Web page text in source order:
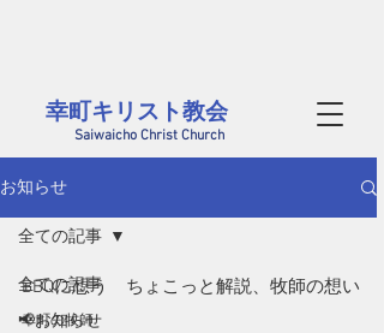
幸町キリスト教会​
Saiwaicho Christ Church
お知らせ
全ての記事
📢お知らせ
全ての記事
BBQに想う ちょこっと解説、牧師の想い
幸町の牧師